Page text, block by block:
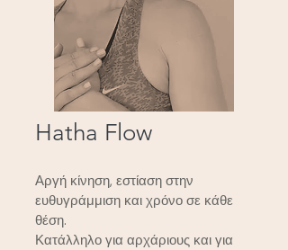
Hatha Flow
Αργή κίνηση, εστίαση στην
ευθυγράμμιση και χρόνο σε κάθε
θέση.
Κατάλληλο για αρχάριους και για